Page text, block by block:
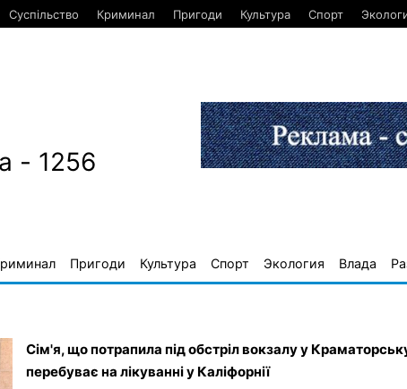
Суспільство Криминал Пригоди Культура Спорт
- 1256
Пригоди Культура Спорт Экология Влада
Сім'я, що потрапила під обстріл вокзалу у
перебуває на лікуванні у Каліфорнії